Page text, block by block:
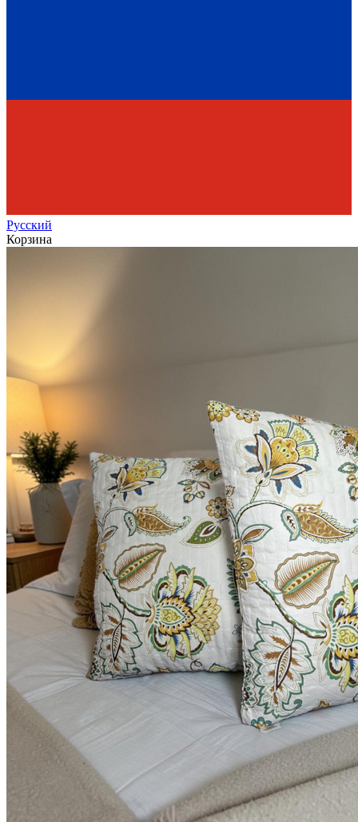
Русский
Корзина